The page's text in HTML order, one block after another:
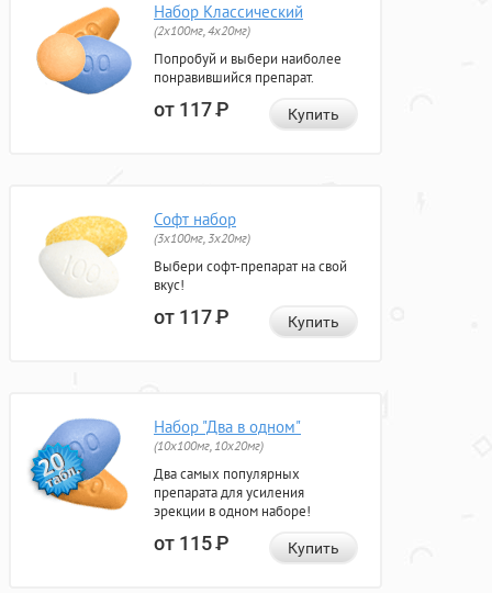
Набор Классический
(2x100мг, 4x20мг)
Попробуй и выбери наиболее
понравившийся препарат.
от 117Р Купить
Софт набор
(3x100мг, 3x20мг)
Выбери софт-препарат на свой
вкус!
от 117Р Купить
Набор "Два в одном"
(10x100мг, 10x20мг)
Два самых популярных
препарата для усиления
эрекции в одном наборе!
от 115Р Купить